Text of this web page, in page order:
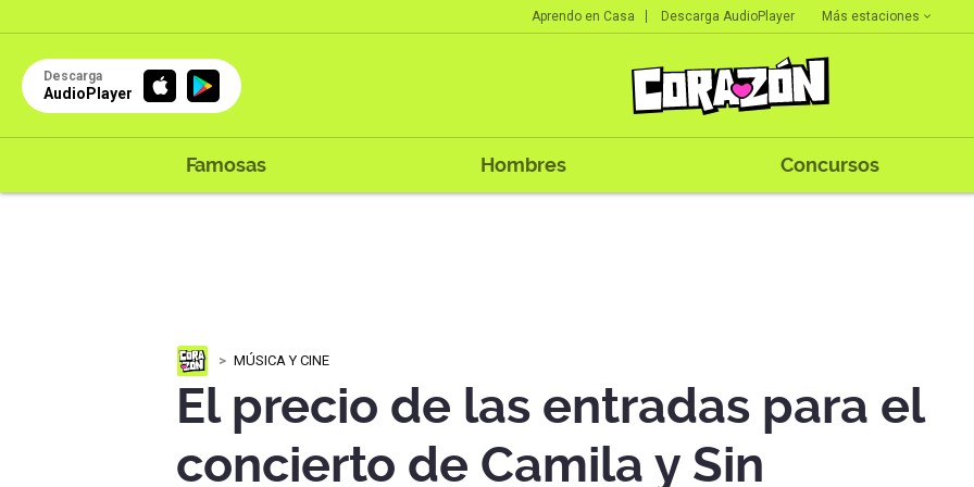
Aprendo en Casa Descarga AudioPlayer Más estaciones
Descarga
AudioPlayer
Famosas Hombres Concursos
MÚSICA Y CINE
El precio de las entradas para el
concierto de Camila y Sin